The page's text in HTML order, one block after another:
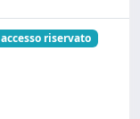
accesso riservato